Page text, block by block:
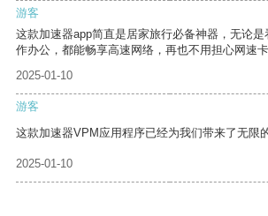
游客
这款加速器app简直是居家旅行必备神器，无论
作办公，都能畅享高速网络，再也不用担心网速卡
2025-01-10
游客
这款加速器VPM应用程序已经为我们带来了无限
2025-01-10